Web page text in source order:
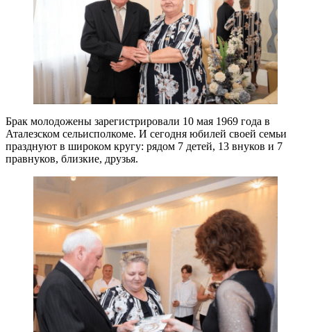
Брак молодожены зарегистрировали 10 мая 1969 года в
Аталезском сельисполкоме. И сегодня юбилей своей семьи
празднуют в широком кругу: рядом 7 детей, 13 внуков и 7
правнуков, близкие, друзья.